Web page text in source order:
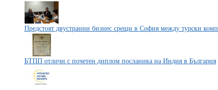
Предстоят двустранни бизнес срещи в София между турски
БТПП отличи с почетен диплом посланика на Индия в България